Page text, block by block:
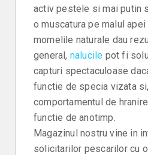
activ pestele si mai putin
o muscatura pe malul
momelile naturale dau
general, nalucile pot fi
capturi spectaculoase
functie de specia vizata
comportamentul de
functie de anotimp.
Magazinul nostru vine in
solicitarilor pescarilor cu